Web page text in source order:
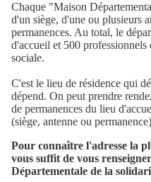
Chaque "Maison
d'un siège, d'une ou plusieurs
permanences. Au total, le
d'accueil et 500
sociale.
C'est le lieu de résidence qui
dépend. On peut prendre
de permanences du lieu
(siège, antenne ou
Pour connaître l'adresse la
vous suffit de vous
Départementale de la